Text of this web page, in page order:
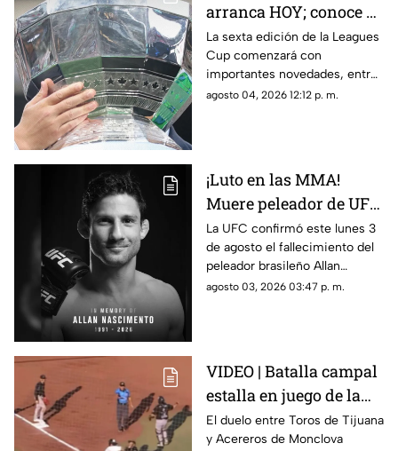
arranca HOY; conoce el
nuevo formato,
partidos y horarios
La sexta edición de la Leagues
Cup comenzará con
importantes novedades, entre
ellas partidos disputados por
agosto 04, 2026 12:12 p. m.
¡Luto en las MMA!
Muere peleador de UFC
tras sufrir infarto
mientras dormía
La UFC confirmó este lunes 3
de agosto el fallecimiento del
peleador brasileño Allan
Nascimento, de la división de
agosto 03, 2026 03:47 p. m.
VIDEO | Batalla campal
estalla en juego de la
LMB; Danry Vásquez
recibe fuerte castigo
El duelo entre Toros de Tijuana
y Acereros de Monclova